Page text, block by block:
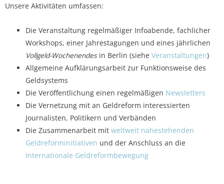
Unsere Aktivitäten umfassen:
Die Veranstaltung regelmäßiger Infoabende, fachlicher
Workshops, einer Jahrestagungen und eines jährlichen
Vollgeld-Wochenendesin Berlin (sieheVeranstaltungen)
Allgemeine Aufklärungsarbeit zur Funktionsweise des
Geldsystems
Die Veröffentlichung einen regelmäßigen Newsletters
Die Vernetzung mit an Geldreform interessierten
Journalisten, Politikern und Verbänden
Die Zusammenarbeit mitweltweit nahestehenden
Geldreforminitiativen und der Anschluss an die
Internationale Geldreformbewegung